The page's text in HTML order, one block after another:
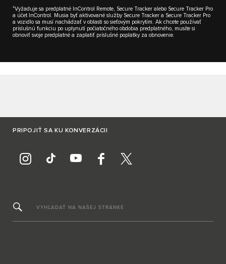
4Vyžaduje sa predplatné InControl Remote, Secure Tracker alebo Secure Tracker Pro
a účet InControl. Musia byť aktivované služby Secure Tracker a Secure Tracker Pro
a vozidlo sa musí nachádzať v oblasti so sieťovým pokrytím. Ak chcete používať
príslušnú funkciu po uplynutí počiatočného obdobia predplatného, musíte si
obnoviť svoje predplatné a zaplatiť príslušné poplatky za obnovenie.
PRIPOJIŤ SA KU KONVERZÁCII
VYHĽADAŤ NA NAŠEJ STRÁNKE